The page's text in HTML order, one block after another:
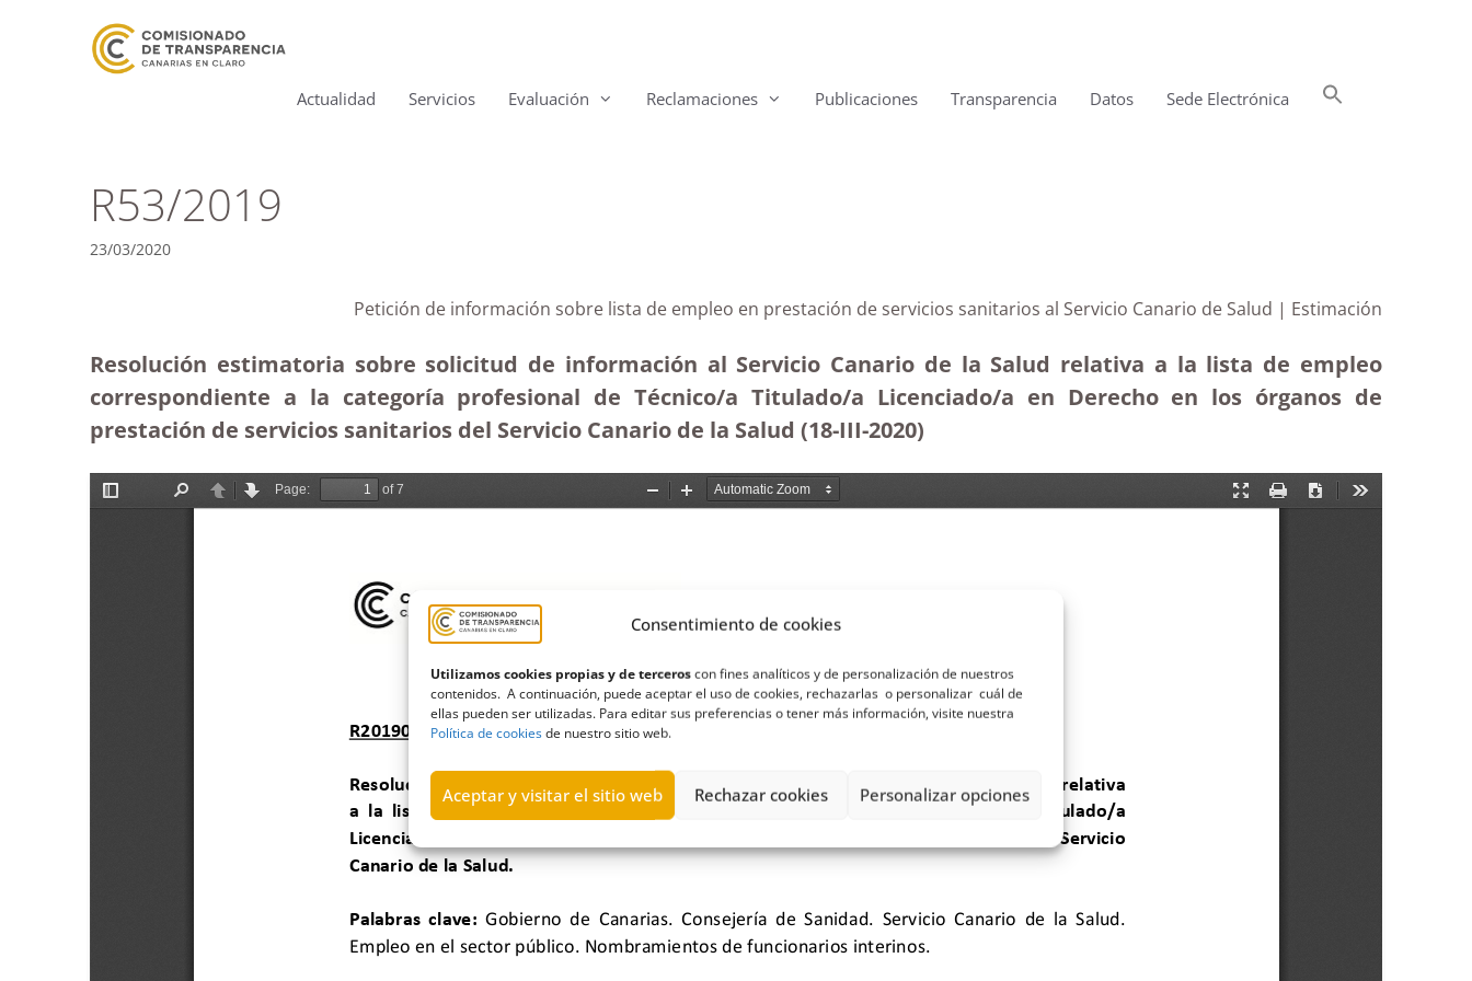
Consentimiento de cookies
Utilizamos cookies propias y de terceroscon fines analíticos y de personalización de nuestros
contenidos. A continuación, puede aceptar el uso de cookies, rechazarlas o personalizar cuál de
ellas pueden ser utilizadas. Para editar sus preferencias o tener más información, visite nuestra
Política de cookiesde nuestro sitio web.
Aceptar y visitar el sitio web Rechazar cookies Personalizar opciones
Actualidad Servicios Evaluación Reclamaciones Publicaciones Transparencia Datos Sede Electrónica
R53/2019
23/03/2020
Petición de información sobre lista de empleo en prestación de servicios sanitarios al Servicio Canario de Salud | Estimación
Resolución estimatoria sobre solicitud de información al Servicio Canario de la Salud relativa a la lista de empleo
correspondiente a la categoría profesional de Técnico/a Titulado/a Licenciado/a en Derecho en los órganos de
prestación de servicios sanitarios del Servicio Canario de la Salud (18-III-2020)